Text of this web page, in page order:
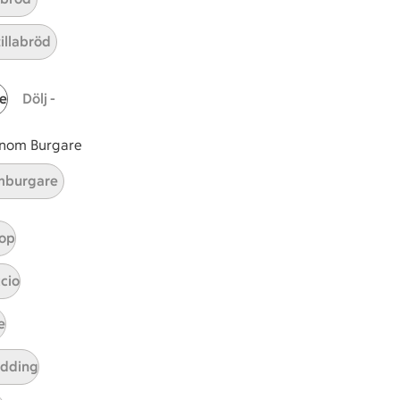
Dölj -
Burgare
kommentarer
tillaga
har Medel svårighetsgrad